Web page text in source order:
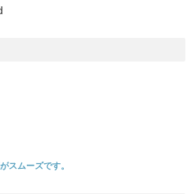
スムーズです。